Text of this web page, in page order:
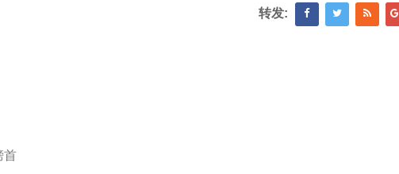
转发:
首